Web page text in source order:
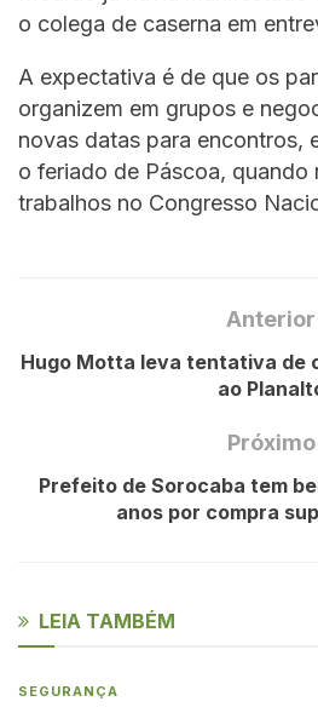
o colega de caserna em
A expectativa é de que os
organizem em grupos e
novas datas para encontros,
o feriado de Páscoa, quando
trabalhos no Congresso
Anterior
Hugo Motta leva tentativa de
ao
Próximo
Prefeito de Sorocaba tem
anos por compra
LEIA TAMBÉM
SEGURANÇA